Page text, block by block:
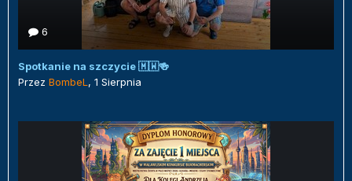
6
Spotkanie na szczycie 🇲🇼🍻
Przez BombeL , 1 Sierpnia